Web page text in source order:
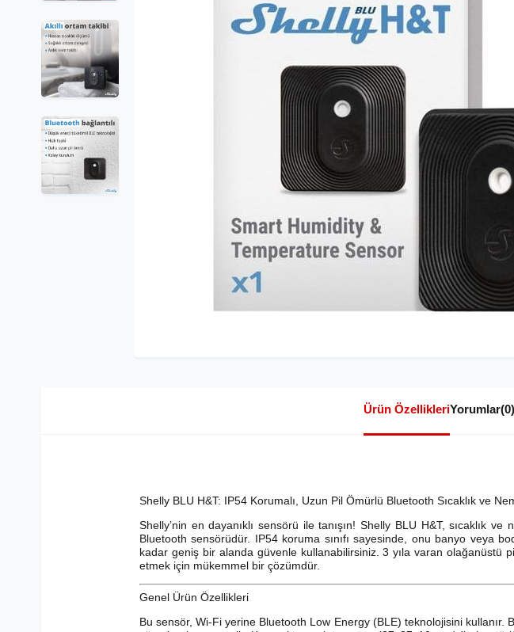
Ürün ÖzellikleriYorumlar(0)
Shelly BLU H&T: IP54 Korumalı, Uzun Pil Ömürlü Bluetooth Sıcaklık ve
Shelly’nin en dayanıklı sensörü ile tanışın! Shelly BLU H&T, sıcaklık
Bluetooth sensörüdür. IP54 koruma sınıfı sayesinde, onu banyo veya
kadar geniş bir alanda güvenle kullanabilirsiniz. 3 yıla varan olağanüstü
etmek için mükemmel bir çözümdür.
Genel Ürün Özellikleri
Bu sensör, Wi-Fi yerine Bluetooth Low Energy (BLE) teknolojisini